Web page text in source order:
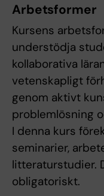
Arbetsformer
Kursens
understödja
kollaborativa
vetenskapligt
genom aktivt
problemlösning
I denna kurs
seminarier,
litteraturstudier.
obligatoriskt.